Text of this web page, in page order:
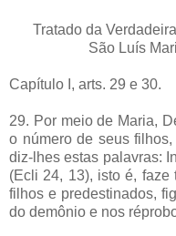
Tratado da
São Luís
Capítulo I, arts. 29 e 30.
29. Por meio de Maria,
o número de seus
diz-lhes estas palavras:
(Ecli 24, 13), isto é,
filhos e predestinados,
do demônio e nos